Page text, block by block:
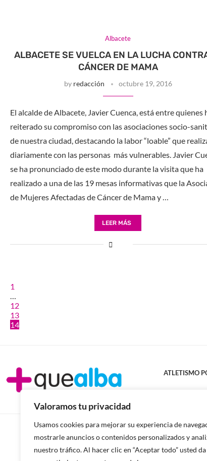
Valoramos tu privacidad
Usamos cookies para mejorar su experiencia de
mostrarle anuncios o contenidos personalizados y
nuestro tráfico. Al hacer clic en “Aceptar todo” usted da
Albacete
ALBACETE SE VUELCA EN LA LUCHA
CÁNCER DE MAMA
by redacción octubre 19, 2016
El alcalde de Albacete, Javier Cuenca, está entre quienes
reiterado su compromiso con las asociaciones socio-
de nuestra ciudad, destacando la labor “loable” que
diariamente con las personas más vulnerables. Javier
se ha pronunciado de este modo durante la visita que ha
realizado a una de las 19 mesas informativas que la
de Mujeres Afectadas de Cáncer de Mama y …
LEER MÁS
1
…
12
13
14
ATLETISMO